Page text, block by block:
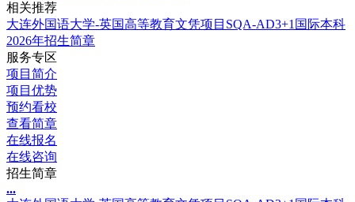
相关推荐
大连外国语大学-英国高等教育文凭项目SQA-AD3+1国际本科
2026年招生简章
服务专区
项目简介
项目优势
预约看校
查看简章
在线报名
在线咨询
招生简章
...